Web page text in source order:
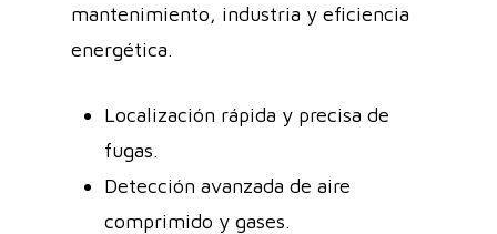
mantenimiento, industria y eficiencia
energética.
Localización rápida y precisa de
fugas.
Detección avanzada de aire
comprimido y gases.